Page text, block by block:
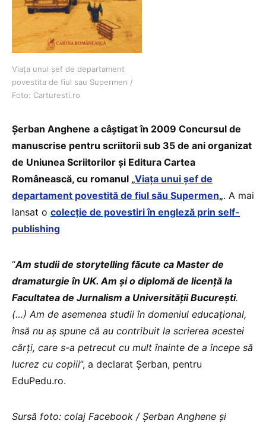
Viața unui șef de departament
povestita de fiul sau Supermen /
Foto: Carturesti.ro
Șerban Anghene a câștigat în 2009 Concursul de
manuscrise pentru scriitorii sub 35 de ani organizat
de Uniunea Scriitorilor și Editura Cartea
Românească, cu romanul „Viața unui șef de
departament povestită de fiul său Supermen„. A mai
lansat o colecție de povestiri în engleză prin self-
publishing
“Am studii de storytelling făcute ca Master de
dramaturgie în UK. Am și o diplomă de licență la
Facultatea de Jurnalism a Universității București.
(…) Am de asemenea studii în domeniul educațional,
însă nu aș spune că au contribuit la scrierea acestei
cărți, care s-a petrecut cu mult înainte de a începe să
lucrez cu copiii”, a declarat Șerban, pentru
EduPedu.ro.
Sursă foto: colaj Facebook / Șerban Anghene și